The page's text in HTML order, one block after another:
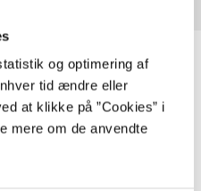
og optimering af
tid ændre eller
at klikke på ”Cookies” i
mere om de anvendte
på udgivelser